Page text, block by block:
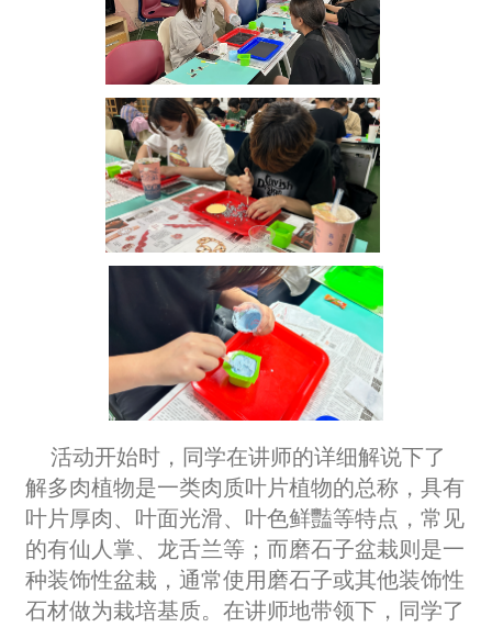
活动开始时，同学在讲师的详细解说下了
解多肉植物是一类肉质叶片植物的总称，具有
叶片厚肉、叶面光滑、叶色鲜豔等特点，常见
的有仙人掌、龙舌兰等；而磨石子盆栽则是一
种装饰性盆栽，通常使用磨石子或其他装饰性
石材做为栽培基质。在讲师地带领下，同学了